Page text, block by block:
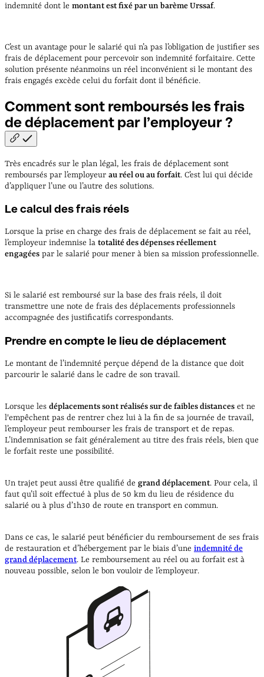
indemnité dont le montant est fixé par un barème Urssaf.
C’est un avantage pour le salarié qui n’a pas l’obligation de justifier ses
frais de déplacement pour percevoir son indemnité forfaitaire. Cette
solution présente néanmoins un réel inconvénient si le montant des
frais engagés excède celui du forfait dont il bénéficie.
Comment sont remboursés les frais
de déplacement par l’employeur ?
Très encadrés sur le plan légal, les frais de déplacement sont
remboursés par l’employeur au réel ou au forfait. C’est lui qui décide
d’appliquer l’une ou l’autre des solutions.
Le calcul des frais réels
Lorsque la prise en charge des frais de déplacement se fait au réel,
l’employeur indemnise la totalité des dépenses réellement
engagées par le salarié pour mener à bien sa mission professionnelle.
Si le salarié est remboursé sur la base des frais réels, il doit
transmettre une note de frais des déplacements professionnels
accompagnée des justificatifs correspondants.
Prendre en compte le lieu de déplacement
Le montant de l’indemnité perçue dépend de la distance que doit
parcourir le salarié dans le cadre de son travail.
Lorsque les déplacements sont réalisés sur de faibles distances et ne
l'empêchent pas de rentrer chez lui à la fin de sa journée de travail,
l’employeur peut rembourser les frais de transport et de repas.
L’indemnisation se fait généralement au titre des frais réels, bien que
le forfait reste une possibilité.
Un trajet peut aussi être qualifié de grand déplacement. Pour cela, il
faut qu’il soit effectué à plus de 50 km du lieu de résidence du
salarié ou à plus d’1h30 de route en transport en commun.
Dans ce cas, le salarié peut bénéficier du remboursement de ses frais
de restauration et d’hébergement par le biais d’une indemnité de
grand déplacement. Le remboursement au réel ou au forfait est à
nouveau possible, selon le bon vouloir de l’employeur.